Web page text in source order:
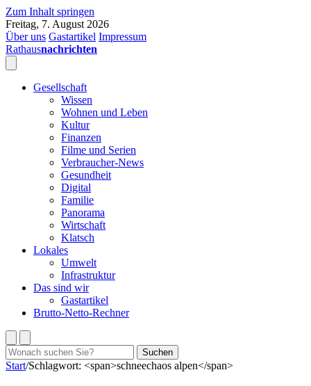
Zum Inhalt springen
Freitag, 7. August 2026
Über uns Gastartikel Impressum
Rathausnachrichten
Gesellschaft
Wissen
Wohnen und Leben
Kultur
Finanzen
Filme und Serien
Verbraucher-News
Gesundheit
Digital
Familie
Panorama
Wirtschaft
Klatsch
Lokales
Umwelt
Infrastruktur
Das sind wir
Gastartikel
Brutto-Netto-Rechner
Suchen
nach:
Suchen
Start/Schlagwort: <span>schneechaos alpen</span>